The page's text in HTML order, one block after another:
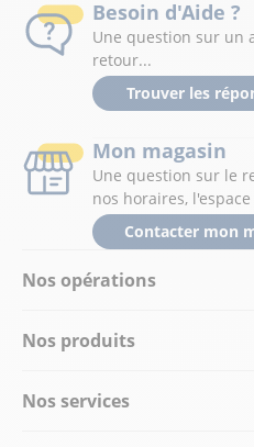
Nos opérations
Nos produits
Nos services
Besoin d'Aide ?
Une question sur un
retour...
Trouver les
Mon magasin
Une question sur le
nos horaires,
Contacter mon